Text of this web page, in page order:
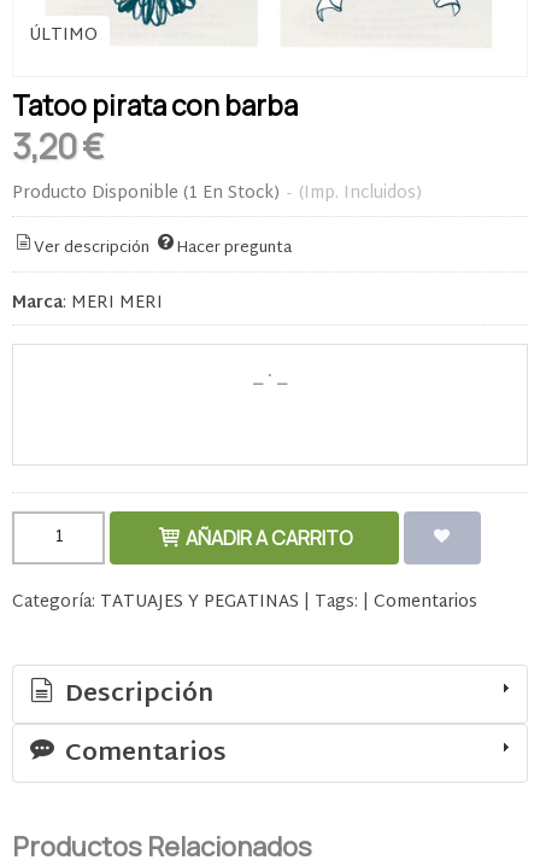
ÚLTIMO
Tatoo pirata con barba
3,20 €
Producto Disponible (1 En Stock) - (Imp. Incluidos)
Ver descripción Hacer pregunta
Marca: MERI MERI
AÑADIR A CARRITO
Categoría: TATUAJES Y PEGATINAS | Tags: | Comentarios
Descripción
Comentarios
Productos Relacionados